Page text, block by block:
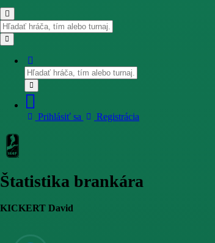
Prihlásiť sa Registrácia
Štatistika brankára
KICKERT David